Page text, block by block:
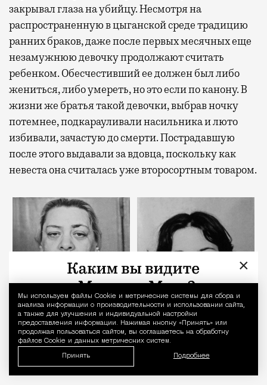
закрывал глаза на убийцу. Несмотря на
распространенную в цыганской среде традицию
ранних браков, даже после первых месячных еще
незамужнюю девочку продолжают считать
ребенком. Обесчестивший ее должен был либо
жениться, либо умереть, но это если по канону. В
жизни же братья такой девочки, выбрав ночку
потемнее, подкарауливали насильника и люто
избивали, зачастую до смерти. Пострадавшую
после этого выдавали за вдовца, поскольку как
невеста она считалась уже второсортным товаром.
Лидия Дашкенти
Уведомление
Мы используем файлы Сookie и метрические системы для сбора и
анализа информации о производительности и использовании сайта,
а также для улучшения и индивидуальной настройки
предоставления информации. Нажимая кнопку «Принять» или
продолжая пользоваться сайтом, вы соглашаетесь на обработку
файлов Cookie и данных метрических систем.
Принять Подробнее
×